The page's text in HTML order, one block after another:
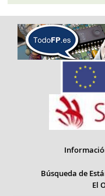
Búsqueda de
El